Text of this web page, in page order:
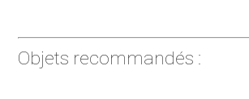
Objets recommandés :